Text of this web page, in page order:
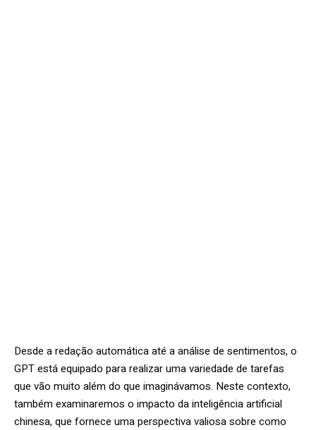
Desde a redação automática até a análise de sentimentos, o
GPT está equipado para realizar uma variedade de tarefas
que vão muito além do que imaginávamos. Neste contexto,
também examinaremos o impacto da inteligência artificial
chinesa, que fornece uma perspectiva valiosa sobre como